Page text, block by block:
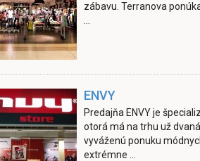
zábavu. Terranova
ENVY
Predajňa ENVY je
otorá má na trhu už
vyváženú ponuku
extrémne ...